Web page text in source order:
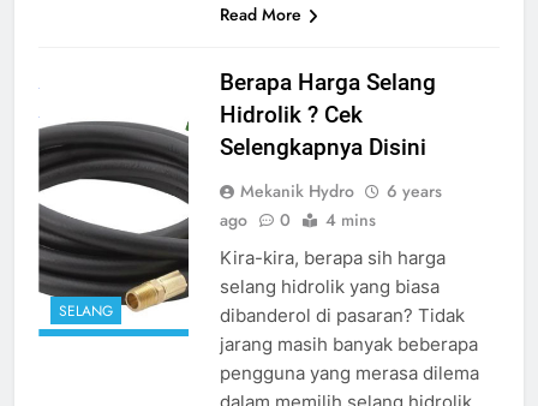
Read More
google
SELANG
Berapa Harga Selang
Hidrolik ? Cek
Selengkapnya Disini
Mekanik Hydro
6 years
ago
0 4 mins
Kira-kira, berapa sih harga
selang hidrolik yang biasa
dibanderol di pasaran? Tidak
jarang masih banyak beberapa
pengguna yang merasa dilema